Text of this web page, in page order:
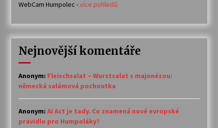
WebCam Humpolec -více pohledů
Nejnovější komentáře
Anonym: Fleischsalat – Wurstsalat s majonézou:
německá salámová pochoutka
Anonym: AI Act je tady. Co znamená nové evropské
pravidlo pro Humpoláky?